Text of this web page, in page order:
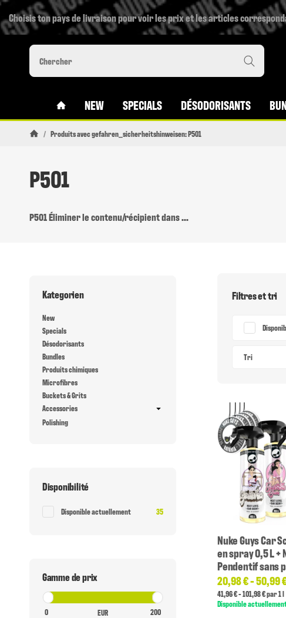
Choisis ton pays de livraison pour voir les prix et les articles
#CUSTOM.LINKHOME#
NEW SPECIALS DÉSODORISANTS
/ Produits avec gefahren_sicherheitshinweisen: P501
P501
P501 Éliminer le contenu/récipient dans ...
Filtres et tri
Tri
Nuke Guys Car
en spray 0,5 L +
Pendentif sans
20,98 € -50,99
41,96 € - 101,98 € par 1 l
Disponible
Kategorien
New
Specials
Désodorisants
Bundles
Produits chimiques
Microfibres
Buckets & Grits
Accessories
Polishing
Disponibilité
Disponible actuellement 35Article Trouv?
Gamme de prix
EUR